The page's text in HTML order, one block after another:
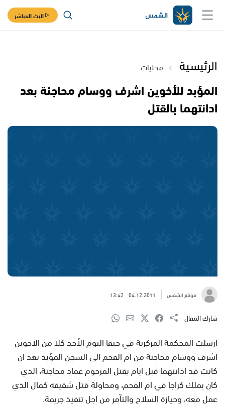
البث المباشر
الرئيسية محليات
المؤبد للأخوين اشرف ووسام محاجنة بعد
ادانتهما بالقتل
موقع الشمس 04.12.2011
13:42
شارك المقال
ارسلت المحكمة المركزية في حيفا اليوم الأحد كلا من الاخوين
اشرف ووسام محاجنة من ام الفحم الى السجن المؤبد بعد ان
كانت قد ادانتهما قبل ايام بقتل المرحوم عماد محاجنة، الذي
كان يملك كراجا في ام الفحم، ومحاولة قتل شقيقه كمال الذي
عمل معه، وحيازة السلاح والتآمر من اجل تنفيذ جريمة.